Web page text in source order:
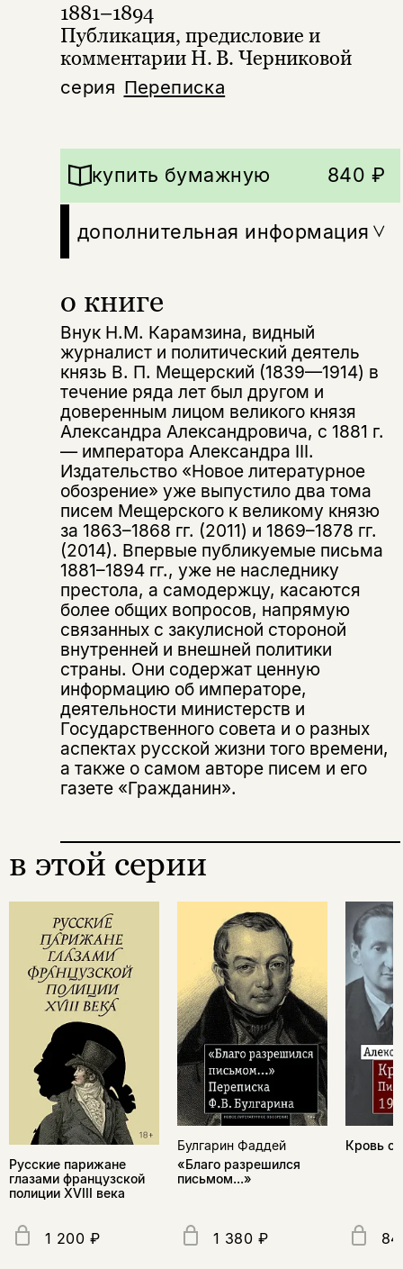
серия Переписка
1881–1894
Публикация, предисловие и
комментарии Н. В. Черниковой
о книге
Внук Н.М. Карамзина, видный
журналист и политический деятель
князь В. П. Мещерский (1839—1914) в
течение ряда лет был другом и
доверенным лицом великого князя
Александра Александровича, с 1881 г.
— императора Александра III.
Издательство «Новое литературное
обозрение» уже выпустило два тома
писем Мещерского к великому князю
за 1863–1868 гг. (2011) и 1869–1878 гг.
(2014). Впервые публикуемые письма
1881–1894 гг., уже не наследнику
престола, а самодержцу, касаются
более общих вопросов, напрямую
связанных с закулисной стороной
внутренней и внешней политики
страны. Они содержат ценную
информацию об императоре,
деятельности министерств и
Государственного совета и о разных
аспектах русской жизни того времени,
а также о самом авторе писем и его
газете «Гражданин».
купить бумажную 840 ₽
дополнительная информация
в этой серии
Русские парижане
глазами французской
полиции ХVIII века
1 200 ₽
Булгарин Фаддей
«Благо разрешился
письмом...»
1 380 ₽
Кровь
Поделиться
Копировать
ссылку
ВконтактеТелеграм Дзен
Подписка на рассылку
Раз в неделю мы отправляем рассылку
о книгах и событиях «НЛО».
За подписку дарим промокод на
скидку 15%
Я соглашаюсь сПолитикой конфиденциальности
подписаться
нет в продаже.
Вы можете подписаться на
уведомления, и при поступлении книги
на склад получить письмо на указанный
электронный адрес.
Я соглашаюсь сПолитикой конфиденциальности
подписаться
Эта книга
не предназначена для
несовершеннолетних
Скажите, пожалуйста,
вам уже исполнилось 18 лет?
да
нет, вернуться назад